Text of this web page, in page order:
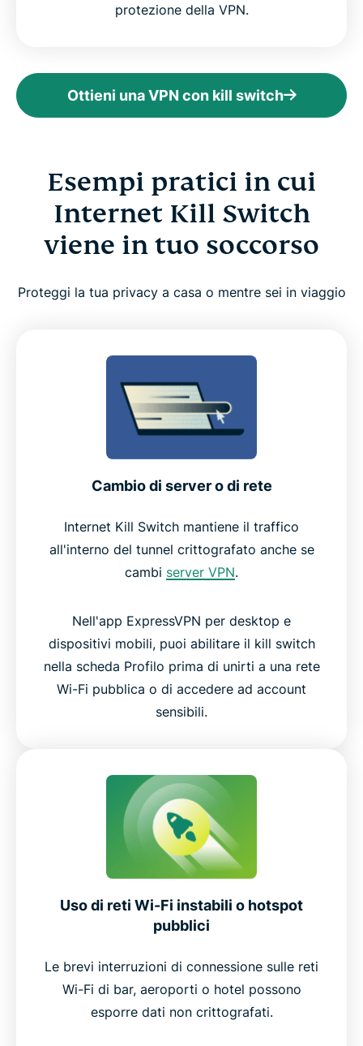
protezione della VPN.
Ottieni una VPN con kill switch
Esempi pratici in cui
Internet Kill Switch
viene in tuo soccorso
Proteggi la tua privacy a casa o mentre sei in viaggio
Cambio di server o di rete
Internet Kill Switch mantiene il traffico
all'interno del tunnel crittografato anche se
cambi server VPN.
Nell'app ExpressVPN per desktop e
dispositivi mobili, puoi abilitare il kill switch
nella scheda Profilo prima di unirti a una rete
Wi-Fi pubblica o di accedere ad account
sensibili.
Uso di reti Wi-Fi instabili o hotspot
pubblici
Le brevi interruzioni di connessione sulle reti
Wi-Fi di bar, aeroporti o hotel possono
esporre dati non crittografati.